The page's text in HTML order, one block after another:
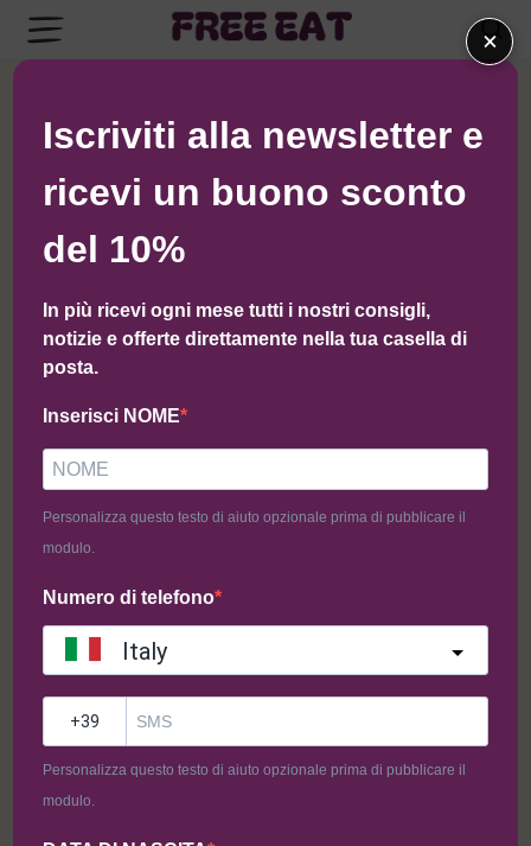
×
Iscriviti alla newsletter e
ricevi un buono sconto
del 10%
In più ricevi ogni mese tutti i nostri consigli,
notizie e offerte direttamente nella tua casella di
posta.
Inserisci NOME
Personalizza questo testo di aiuto opzionale prima di pubblicare il
modulo.
Numero di telefono
Italy
Personalizza questo testo di aiuto opzionale prima di pubblicare il
modulo.
Box Fusion by D’ALESSIO
48,64€ 41,99€
GLUTEN FREE
39,40€ 37,99€
-40% -38%